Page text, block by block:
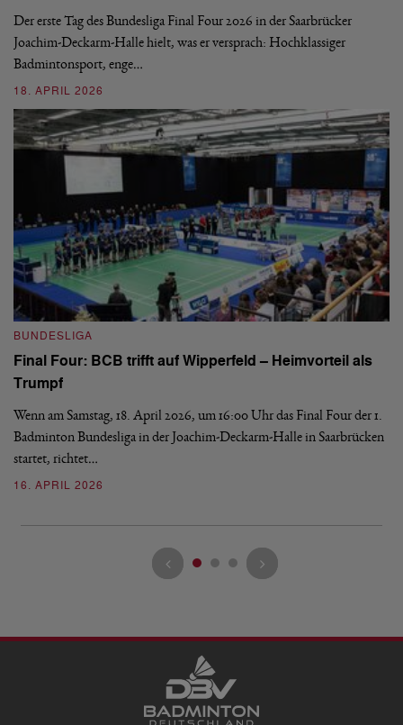
Der erste Tag des Bundesliga Final Four 2026 in der Saarbrücker
Joachim-Deckarm-Halle hielt, was er versprach: Hochklassiger
Badmintonsport, enge…
18. APRIL 2026
BUNDESLIGA
Final Four: BCB trifft auf Wipperfeld – Heimvorteil als
Trumpf
Wenn am Samstag, 18. April 2026, um 16:00 Uhr das Final Four der 1.
Badminton Bundesliga in der Joachim-Deckarm-Halle in Saarbrücken
startet, richtet…
16. APRIL 2026